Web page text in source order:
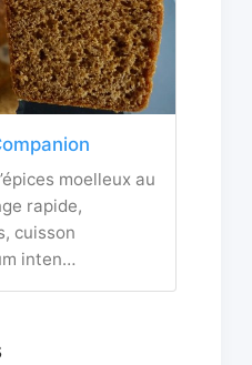
moelleux au
rapide,
cuisson
inten…